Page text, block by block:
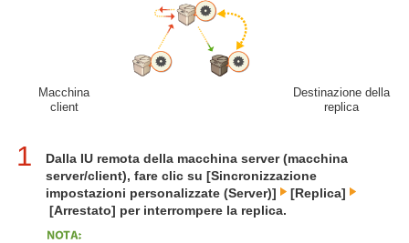
Macchina
client
Destinazione della
replica
1
Dalla IU remota della macchina server (macchina
server/client), fare clic su [Sincronizzazione
impostazioni personalizzate (Server)]
[Replica]
[Arrestato] per interrompere la replica.